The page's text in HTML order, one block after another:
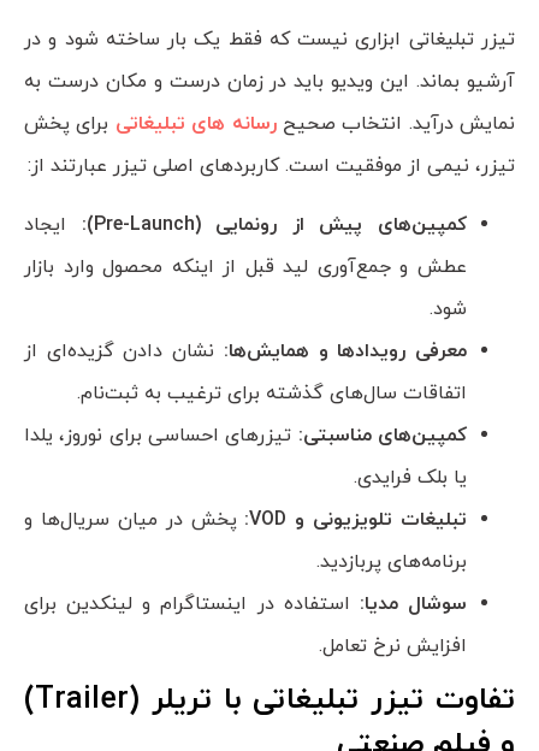
تیزر تبلیغاتی ابزاری نیست که فقط یک بار ساخته شود و در
آرشیو بماند. این ویدیو باید در زمان درست و مکان درست به
نمایش درآید. انتخاب صحیحرسانه های تبلیغاتی برای پخش
تیزر، نیمی از موفقیت است. کاربردهای اصلی تیزر عبارتند از:
کمپین‌های پیش از رونمایی (Pre-Launch
): ایجاد
عطش و جمع‌آوری لید قبل از اینکه محصول وارد بازار
شود.
معرفی رویدادها و همایش‌ها: نشان دادن گزیده‌ای از
اتفاقات سال‌های گذشته برای ترغیب به ثبت‌نام.
کمپین‌های مناسبتی: تیزرهای احساسی برای نوروز، یلدا
یا بلک فرایدی.
تبلیغات تلویزیونی و VOD
: پخش در میان سریال‌ها و
برنامه‌های پربازدید.
سوشال مدیا: استفاده در اینستاگرام و لینکدین برای
افزایش نرخ تعامل.
تفاوت تیزر تبلیغاتی با تریلر (Trailer
)